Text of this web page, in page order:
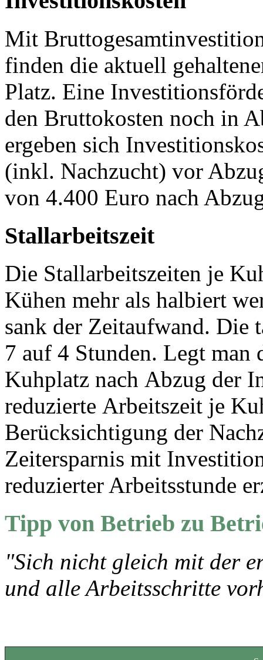
Mit
finden die aktuell
Platz. Eine
den Bruttokosten noch in
ergeben sich
(inkl. Nachzucht) vor
von 4.400 Euro nach
Stallarbeitszeit
Die Stallarbeitszeiten je
Kühen mehr als halbiert
sank der Zeitaufwand. Die
7 auf 4 Stunden. Legt
Kuhplatz nach Abzug der
reduzierte Arbeitszeit je
Berücksichtigung der
Zeitersparnis mit
reduzierter Arbeitsstunde
Tipp von Betrieb zu
"Sich nicht gleich mit der
und alle Arbeitsschritte